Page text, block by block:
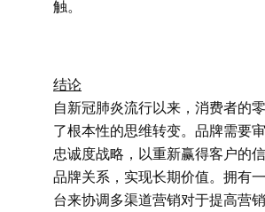
触。
结论
自新冠肺炎流行以来，消费者的
了根本性的思维转变。品牌需要
忠诚度战略，以重新赢得客户的
品牌关系，实现长期价值。拥有
台来协调多渠道营销对于提高营